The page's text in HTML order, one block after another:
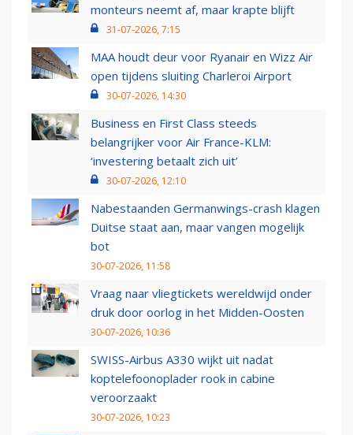
monteurs neemt af, maar krapte blijft
31-07-2026, 7:15
MAA houdt deur voor Ryanair en Wizz Air
open tijdens sluiting Charleroi Airport
30-07-2026, 14:30
Business en First Class steeds
belangrijker voor Air France-KLM:
‘investering betaalt zich uit’
30-07-2026, 12:10
Nabestaanden Germanwings-crash klagen
Duitse staat aan, maar vangen mogelijk
bot
30-07-2026, 11:58
Vraag naar vliegtickets wereldwijd onder
druk door oorlog in het Midden-Oosten
30-07-2026, 10:36
SWISS-Airbus A330 wijkt uit nadat
koptelefoonoplader rook in cabine
veroorzaakt
30-07-2026, 10:23